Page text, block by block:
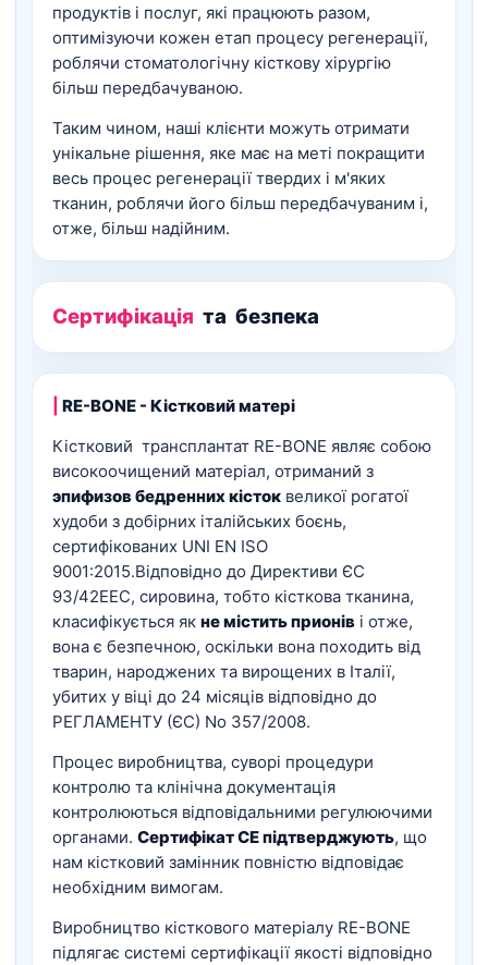
продуктів і послуг, які працюють разом,
оптимізуючи кожен етап процесу регенерації,
роблячи стоматологічну кісткову хірургію
більш передбачуваною.
Таким чином, наші клієнти можуть отримати
унікальне рішення, яке має на меті покращити
весь процес регенерації твердих і м'яких
тканин, роблячи його більш передбачуваним і,
отже, більш надійним.
Сертифікація та безпека
RE-BONE - Кістковий матері
Кістковий трансплантат RE-BONE являє собою
високоочищений матеріал, отриманий з
эпифизов бедренних кісток великої рогатої
худоби з добірних італійських боєнь,
сертифікованих UNI EN ISO
9001:2015.Відповідно до Директиви ЄС
93/42EEC, сировина, тобто кісткова тканина,
класифікується як не містить прионів і отже,
вона є безпечною, оскільки вона походить від
тварин, народжених та вирощених в Італії,
убитих у віці до 24 місяців відповідно до
РЕГЛАМЕНТУ (ЄС) No 357/2008.
Процес виробництва, суворі процедури
контролю та клінічна документація
контролюються відповідальними регулюючими
органами. Сертифікат CE підтверджують, що
нам кістковий замінник повністю відповідає
необхідним вимогам.
Виробництво кісткового матеріалу RE-BONE
підлягає системі сертифікації якості відповідно